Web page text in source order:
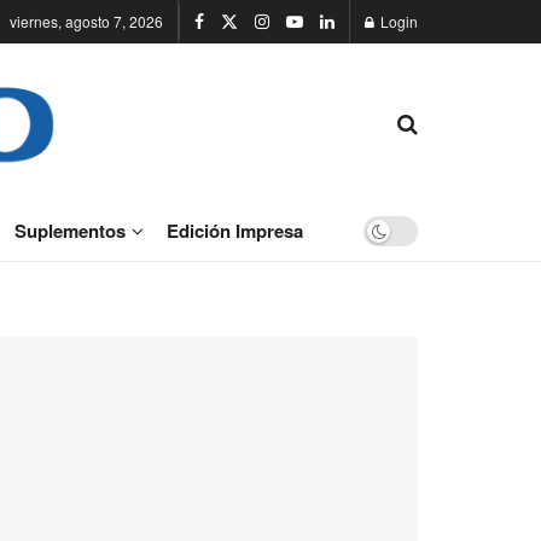
viernes, agosto 7, 2026 Login
Suplementos Edición Impresa